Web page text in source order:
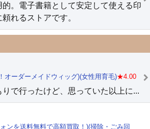
。電子書籍として安定して使える印
れるストアです。
オーダーメイドウィッグ)(女性用育毛)★4.00
で行ったけど、思っていた以上に...
ンを送料無料で高額買取！)(掃除・ごみ回